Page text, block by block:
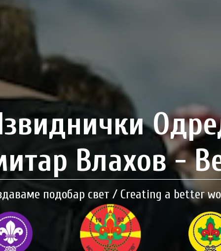
Влахов -
подобар свет / Creating a better